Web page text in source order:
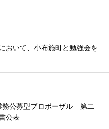
おいて、小布施町と勉強会を
務公募型プロポーザル 第二
公表